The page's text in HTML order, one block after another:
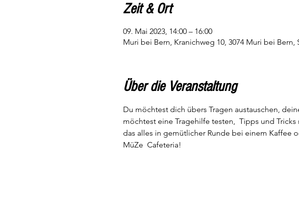
Zeit & Ort
09. Mai 2023, 14:00 – 16:00
Muri bei Bern, Kranichweg 10, 3074 Muri bei Bern,
Über die Veranstaltung
Du möchtest dich übers Tragen austauschen,
möchtest eine Tragehilfe testen,  Tipps und
das alles in gemütlicher Runde bei einem Kaffee
MüZe  Cafeteria!